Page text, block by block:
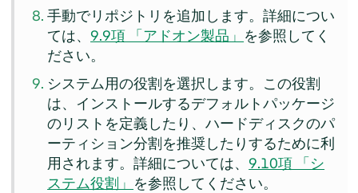
手動でリポジトリを追加します。詳細につい
ては、 9.9項 「アドオン製品」 を参照してく
ださい。
システム用の役割を選択します。この役割
は、インストールするデフォルトパッケージ
のリストを定義したり、ハードディスクのパ
ーティション分割を推奨したりするために利
用されます。詳細については、 9.10項 「シ
ステム役割」 を参照してください。